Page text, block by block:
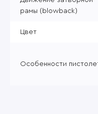
рамы (blowback)
Цвет
Особенности